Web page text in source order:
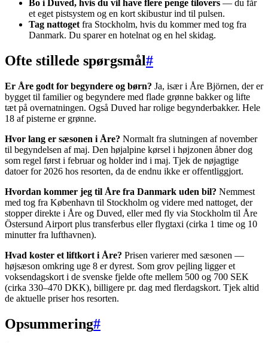
Bo i Duved, hvis du vil have flere penge tilovers — du får
et eget pistsystem og en kort skibustur ind til pulsen.
Tag nattoget fra Stockholm, hvis du kommer med tog fra
Danmark. Du sparer en hotelnat og en hel skidag.
Ofte stillede spørgsmål#
Er Åre godt for begyndere og børn? Ja, især i Åre Björnen, der er
bygget til familier og begyndere med flade grønne bakker og lifte
tæt på overnatningen. Også Duved har rolige begynderbakker. Hele
18 af pisterne er grønne.
Hvor lang er sæsonen i Åre? Normalt fra slutningen af november
til begyndelsen af maj. Den højalpine kørsel i højzonen åbner dog
som regel først i februar og holder ind i maj. Tjek de nøjagtige
datoer for 2026 hos resorten, da de endnu ikke er offentliggjort.
Hvordan kommer jeg til Åre fra Danmark uden bil? Nemmest
med tog fra København til Stockholm og videre med nattoget, der
stopper direkte i Åre og Duved, eller med fly via Stockholm til Åre
Östersund Airport plus transferbus eller flygtaxi (cirka 1 time og 10
minutter fra lufthavnen).
Hvad koster et liftkort i Åre? Prisen varierer med sæsonen —
højsæson omkring uge 8 er dyrest. Som grov pejling ligger et
voksendagskort i de svenske fjelde ofte mellem 500 og 700 SEK
(cirka 330–470 DKK), billigere pr. dag med flerdagskort. Tjek altid
de aktuelle priser hos resorten.
Opsummering#